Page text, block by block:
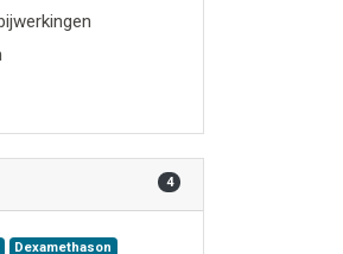
4
Dexamethason